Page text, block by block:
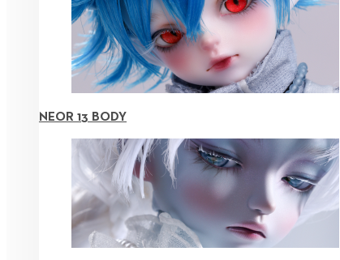
NEOR 13 BODY